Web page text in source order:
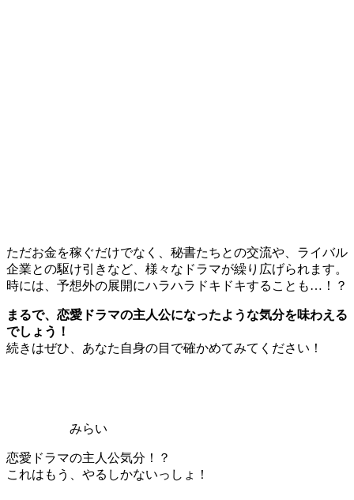
ただお金を稼ぐだけでなく、秘書たちとの交流や、ライバル
企業との駆け引きなど、様々なドラマが繰り広げられます。
時には、予想外の展開にハラハラドキドキすることも…！？
まるで、恋愛ドラマの主人公になったような気分を味わえる
でしょう！
続きはぜひ、あなた自身の目で確かめてみてください！
みらい
恋愛ドラマの主人公気分！？
これはもう、やるしかないっしょ！